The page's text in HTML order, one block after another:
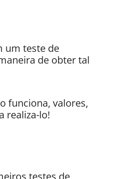
um teste de
de obter tal
funciona, valores,
realiza-lo!